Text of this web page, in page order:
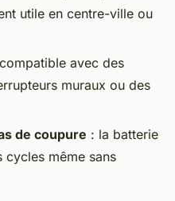
utile en centre-ville ou
avec des
muraux ou des
de coupure : la batterie
cycles même sans